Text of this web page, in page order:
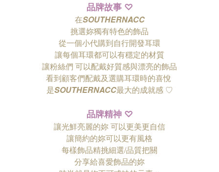
品牌故事 ♡
在SOUTHERNACC
挑選妳獨有特色的飾品
從一個小代購到自行開發耳環
讓每個耳環都可以有穩定的材質
讓粉絲們 可以配戴好質感與漂亮的飾品
看到顧客們配戴及選購耳環時的喜悅
是SOUTHERNACC最大的成就感 ♡
品牌精神 ♡
讓光鮮亮麗的妳 可以更美更自信
讓簡約的妳可以更有風格
每樣飾品精挑細選/品質把關
分享給喜愛飾品的妳